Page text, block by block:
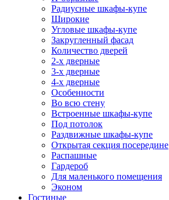
Радиусные шкафы-купе
Широкие
Угловые шкафы-купе
Закругленный фасад
Количество дверей
2-х дверные
3-х дверные
4-х дверные
Особенности
Во всю стену
Встроенные шкафы-купе
Под потолок
Раздвижные шкафы-купе
Открытая секция посередине
Распашные
Гардероб
Для маленького помещения
Эконом
Гостиные